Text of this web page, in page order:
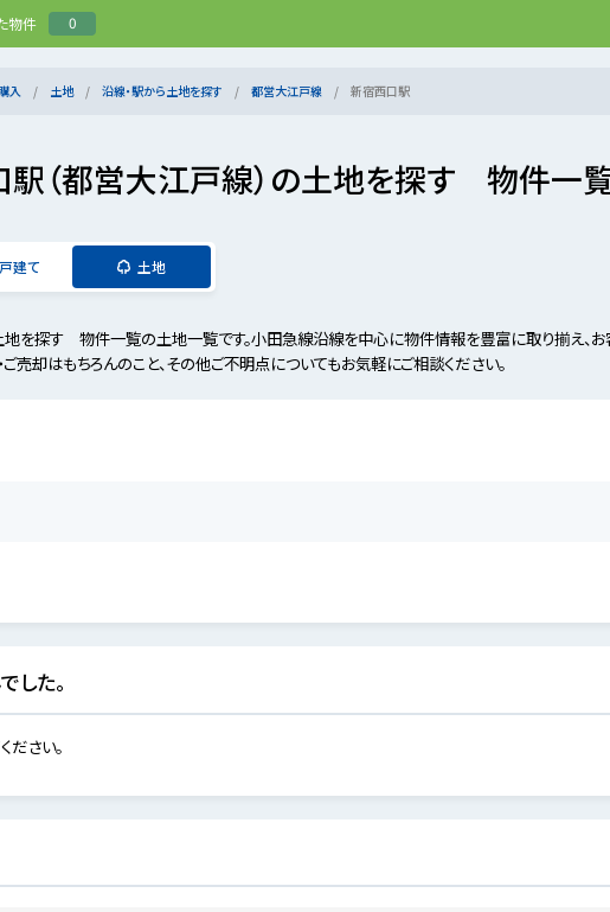
物件 0
入 土地 沿線・駅から土地を探す 都営大江戸線 新宿西口駅
駅（都営大江戸線）の土地を探す 物件一
建て 土地
地を探す 物件一覧の土地一覧です。小田急線沿線を中心に物件情報を豊富に取り揃え、
ご売却はもちろんのこと、その他ご不明点についてもお気軽にご相談ください。
した。
ださい。